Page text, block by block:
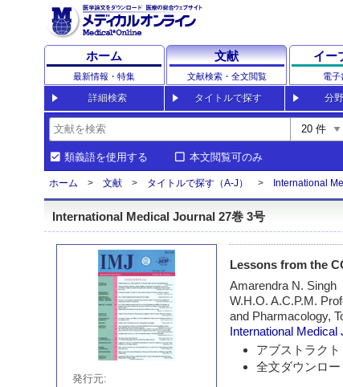
ホーム
最新情報・特集
文献
文献検索・全文閲覧
イー
電子
詳細検索 タイトルで探す 分
類義語を使用する 本文閲覧可のみ
ホーム 文献 タイトルで探す（A-J） International
International Medical Journal 27巻 3号
発行元
Lessons from the
Amarendra N. Singh
W.H.O. A.C.P.M.
and Pharmacology,
International Medical
アブストラク
全文ダウンロー